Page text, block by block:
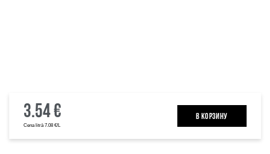
3.54 €
Cena litrā 7.08 €/L
B КОРЗИНУ